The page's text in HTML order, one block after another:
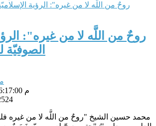
16/01/2019 06:17:00 م
محمد حسين الشيخ "روحٌ من اللَّه لا من غيره